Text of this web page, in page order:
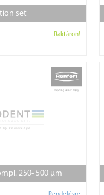
set
Raktáron!
250- 500 µm